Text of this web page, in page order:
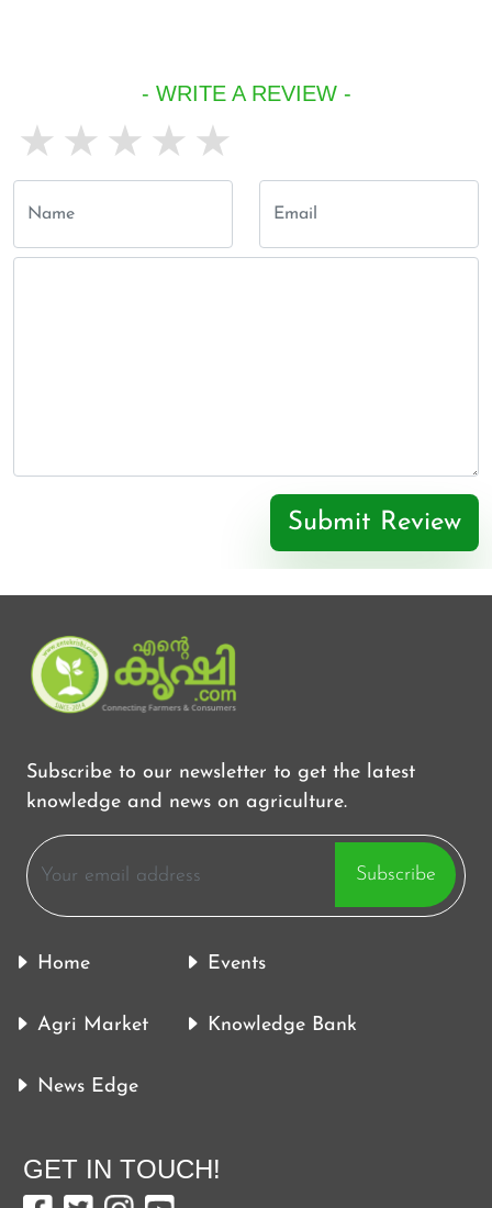
- WRITE A REVIEW -
4 stars
3 stars
2 stars
1 star
Submit Review
Subscribe to our newsletter to get the latest
knowledge and news on agriculture.
Subscribe
Home
Agri Market
News Edge
Events
Knowledge Bank
GET IN TOUCH!